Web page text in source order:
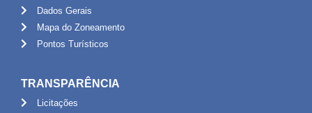
Dados Gerais
Mapa do Zoneamento
Pontos Turísticos
TRANSPARÊNCIA
Licitações